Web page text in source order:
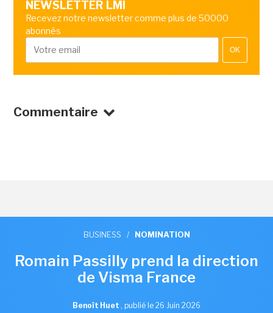
NEWSLETTER LMI
Recevez notre newsletter comme plus de 50000
abonnés
OK
Commentaire
BUSINESS / NOMINATION
Romain Passilly prend la direction
de Visma France
Benoît Huet , publié le 26 Juin 2026